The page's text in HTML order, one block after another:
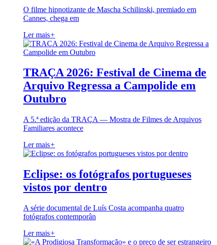
O filme hipnotizante de Mascha Schilinski, premiado em
Cannes, chega em
Ler mais+
TRAÇA 2026: Festival de Cinema de
Arquivo Regressa a Campolide em
Outubro
A 5.ª edição da TRAÇA — Mostra de Filmes de Arquivos
Familiares acontece
Ler mais+
Eclipse: os fotógrafos portugueses
vistos por dentro
A série documental de Luís Costa acompanha quatro
fotógrafos contemporân
Ler mais+